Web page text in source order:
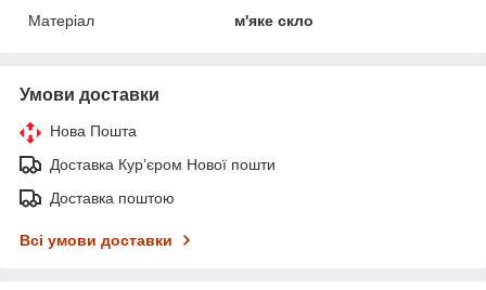
Матеріал
м'яке скло
Умови доставки
Нова Пошта
Доставка Курʼєром Нової пошти
Доставка поштою
Всі умови доставки